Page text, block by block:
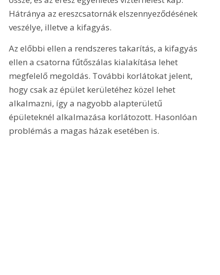
Hátránya az ereszcsatornák elszennyeződésének
veszélye, illetve a kifagyás.
Az előbbi ellen a rendszeres takarítás, a kifagyás
ellen a csatorna fűtőszálas kialakítása lehet
megfelelő megoldás. További korlátokat jelent,
hogy csak az épület kerületéhez közel lehet
alkalmazni, így a nagyobb alapterületű
épületeknél alkalmazása korlátozott. Hasonlóan
problémás a magas házak esetében is.